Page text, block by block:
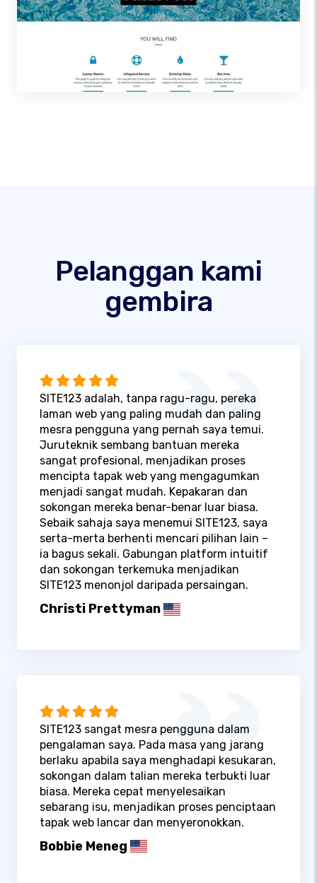
Pelanggan kami
gembira
SITE123 adalah, tanpa ragu-ragu, pereka
laman web yang paling mudah dan paling
mesra pengguna yang pernah saya temui.
Juruteknik sembang bantuan mereka
sangat profesional, menjadikan proses
mencipta tapak web yang mengagumkan
menjadi sangat mudah. Kepakaran dan
sokongan mereka benar-benar luar biasa.
Sebaik sahaja saya menemui SITE123, saya
serta-merta berhenti mencari pilihan lain –
ia bagus sekali. Gabungan platform intuitif
dan sokongan terkemuka menjadikan
SITE123 menonjol daripada persaingan.
Christi Prettyman
SITE123 sangat mesra pengguna dalam
pengalaman saya. Pada masa yang jarang
berlaku apabila saya menghadapi kesukaran,
sokongan dalam talian mereka terbukti luar
biasa. Mereka cepat menyelesaikan
sebarang isu, menjadikan proses penciptaan
tapak web lancar dan menyeronokkan.
Bobbie Meneg